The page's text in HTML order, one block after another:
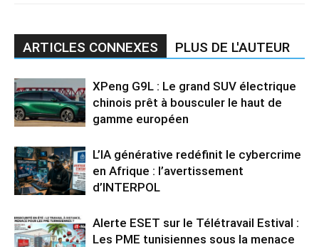
ARTICLES CONNEXES PLUS DE L'AUTEUR
XPeng G9L : Le grand SUV électrique
chinois prêt à bousculer le haut de
gamme européen
L’IA générative redéfinit le cybercrime
en Afrique : l’avertissement
d’INTERPOL
Alerte ESET sur le Télétravail Estival :
Les PME tunisiennes sous la menace